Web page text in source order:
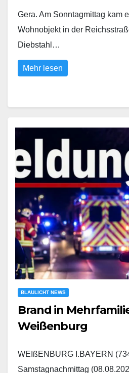
Gera. Am Sonntagmittag kam
Wohnobjekt in der
Diebstahl…
Mehr lesen
BLAULICHT NEWS
Brand in
Weißenburg
WEIßENBURG I.BAYERN
Samstagnachmittag